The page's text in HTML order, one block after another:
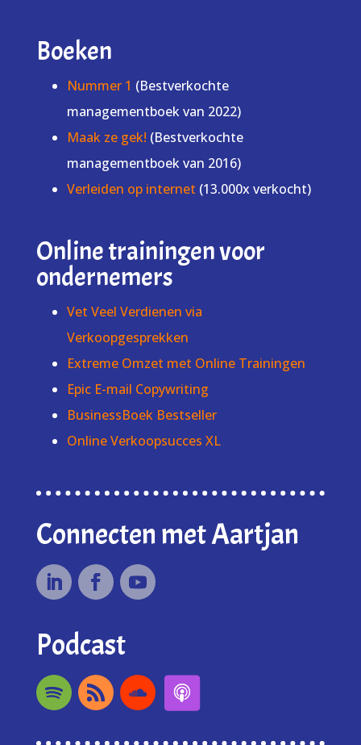
Boeken
Nummer 1 (Bestverkochte
managementboek van 2022)
Maak ze gek! (Bestverkochte
managementboek van 2016)
Verleiden op internet (13.000x verkocht)
Online trainingen voor
ondernemers
Vet Veel Verdienen via
Verkoopgesprekken
Extreme Omzet met Online Trainingen
Epic E-mail Copywriting
BusinessBoek Bestseller
Online Verkoopsucces XL
Connecten met Aartjan
Podcast